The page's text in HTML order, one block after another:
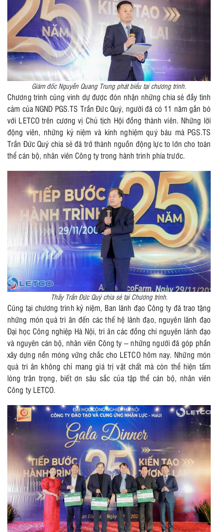
Giám đốc Nguyễn Quang Trung phát biểu tại chương trình.
Chương trình cũng vinh dự được đón nhận những chia sẻ đầy tình
cảm của NGND PGS.TS Trần Đức Quý, người đã có 11 năm gắn bó
với LETCO trên cương vị Chủ tịch Hội đồng thành viên. Những lời
động viên, những kỷ niệm và kinh nghiệm quý báu mà PGS.TS
Trần Đức Quý chia sẻ đã trở thành nguồn động lực to lớn cho toàn
thể cán bộ, nhân viên Công ty trong hành trình phía trước.
Thầy Trần Đức Quý chia sẻ tại Chương trình.
Cũng tại chương trình kỷ niệm, Ban lãnh đạo Công ty đã trao tặng
những món quà tri ân đến các thế hệ lãnh đạo, nguyên lãnh đạo
Đại học Công nghiệp Hà Nội, tri ân các đồng chí nguyên lãnh đạo
và nguyên cán bộ, nhân viên Công ty – những người đã góp phần
xây dựng nền móng vững chắc cho LETCO hôm nay. Những món
quà tri ân không chỉ mang giá trị vật chất mà còn thể hiện tấm
lòng trân trọng, biết ơn sâu sắc của tập thể cán bộ, nhân viên
Công ty LETCO.